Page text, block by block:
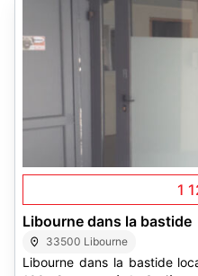
1
Libourne dans la bastide
33500 Libourne
Libourne dans la bastide